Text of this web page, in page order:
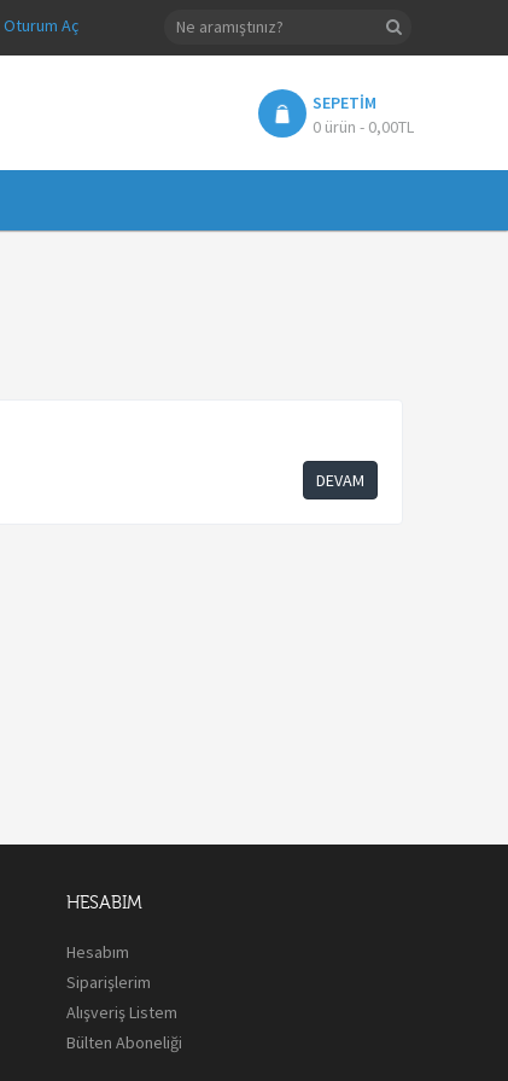
Oturum Aç
SEPETIM
0 ürün - 0,00TL
DEVAM
HESABIM
Hesabım
Siparişlerim
Alışveriş Listem
Bülten Aboneliği